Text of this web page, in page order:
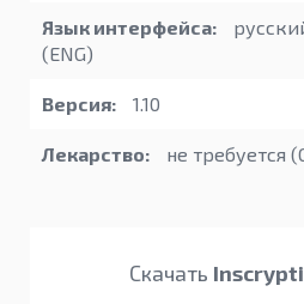
Язык интерфейса:
(ENG)
Версия: 1.10
Лекарство: не требуется
Скачать